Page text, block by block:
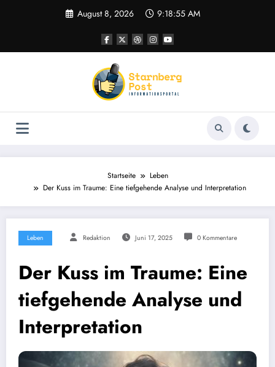
August 8, 2026 9:18:56 AM
Startseite
Leben
Der Kuss im Traume: Eine tiefgehende Analyse und Interpretation
Leben Redaktion Juni 17, 2025 0 Kommentare
Der Kuss im Traume: Eine
tiefgehende Analyse und
Interpretation